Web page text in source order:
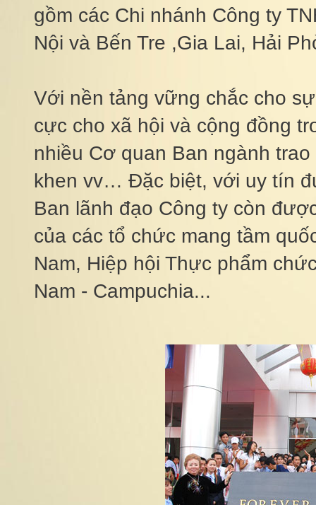
gồm các Chi nhánh Công ty
Nội và Bến Tre ,Gia Lai, Hải
Với nền tảng vững chắc cho
cực cho xã hội và cộng đồng
nhiều Cơ quan Ban ngành
khen vv… Đặc biệt, với uy tín
Ban lãnh đạo Công ty còn
của các tổ chức mang tầm
Nam, Hiệp hội Thực phẩm
Nam - Campuchia...